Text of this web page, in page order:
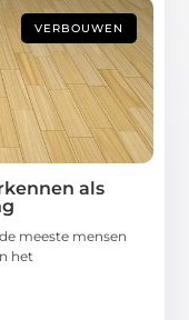
VERBOUWEN
als
meeste mensen
het